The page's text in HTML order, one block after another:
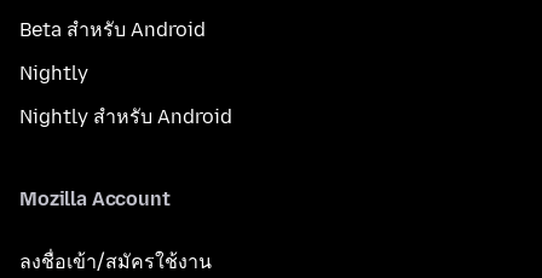
Beta สำหรับ Android
Nightly
Nightly สำหรับ Android
Mozilla Account
ลงชื่อเข้า/สมัครใช้งาน